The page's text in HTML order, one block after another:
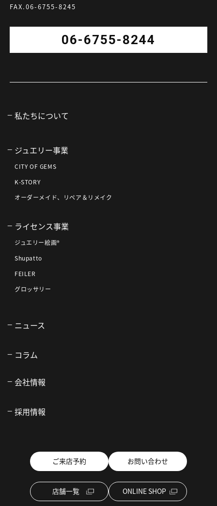
FAX.06-6755-8245
06-6755-8244
私たちについて
ジュエリー事業
CITY OF GEMS
K-STORY
オーダーメイド、リペア＆リメイク
ライセンス事業
ジュエリー絵画®
Shupatto
FEILER
グロッサリー
ニュース
コラム
会社情報
採用情報
ご来店予約 お問い合わせ
店舗一覧 ONLINE SHOP